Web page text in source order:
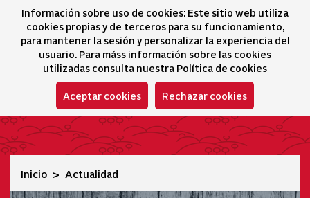
Información sobre uso de cookies: Este sitio web utiliza
cookies propias y de terceros para su funcionamiento,
para mantener la sesión y personalizar la experiencia del
usuario. Para máss información sobre las cookies
utilizadas consulta nuestra Política de cookies
Aceptar cookies Rechazar cookies
Selector idioma
icono
Actualidad
Inicio Actualidad